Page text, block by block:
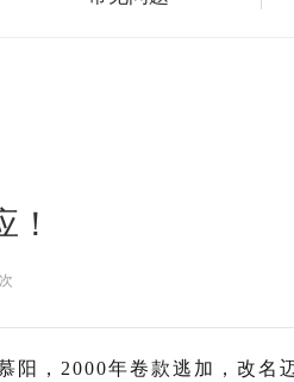
阳
，2000年卷款逃加，改名